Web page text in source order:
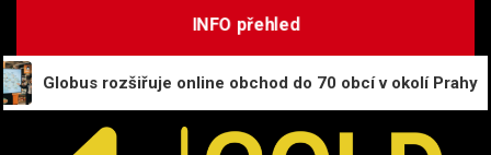
content
INFO přehled
online obchod do 70 obcí v okolí Prahy